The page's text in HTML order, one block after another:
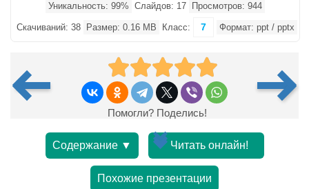
Уникальность: 99% Слайдов: 17 Просмотров: 944
Скачиваний: 38 Размер: 0.16 MB Класс: 7 Формат: ppt / pptx
Помогли? Поделись!
Содержание ▼ Читать онлайн!
Похожие презентации